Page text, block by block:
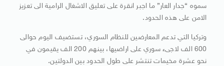
سموه “جدار العار” ما اجبر انقرة على تعليق الاشغال الرامية الى تعزيز
الامن على هذه الحدود.
وتركيا التي تدعم المعارضين للنظام السوري، تستضيف اليوم حوالى
600 الف لاجىء سوري على اراضيها، بينهم 200 الف يقيمون في
نحو عشرة مخيمات تنتشر على طول الحدود بين الدولتين.